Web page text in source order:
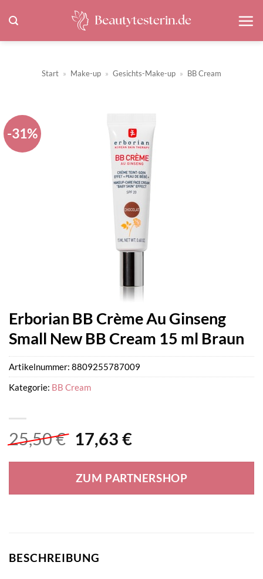
Inhalt
springen
Start » Make-up » Gesichts-Make-up » BB Cream
-31%
Erborian BB Crème Au Ginseng
Small New BB Cream 15 ml Braun
25,50€ Ursprünglicher
war:
25,50 €
17,63 €Aktueller
ist:
17,63 €.
ZUM PARTNERSHOP
Artikelnummer: 8809255787009
Kategorie: BB Cream
BESCHREIBUNG